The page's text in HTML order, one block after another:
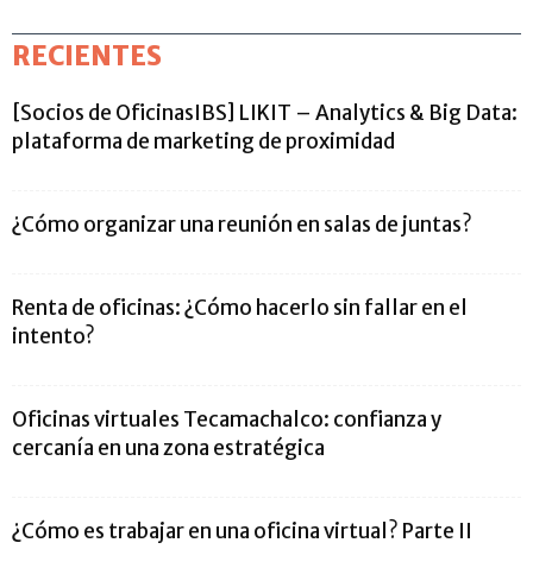
RECIENTES
[Socios de OficinasIBS] LIKIT – Analytics & Big Data:
plataforma de marketing de proximidad
¿Cómo organizar una reunión en salas de juntas?
Renta de oficinas: ¿Cómo hacerlo sin fallar en el
intento?
Oficinas virtuales Tecamachalco: confianza y
cercanía en una zona estratégica
¿Cómo es trabajar en una oficina virtual? Parte II